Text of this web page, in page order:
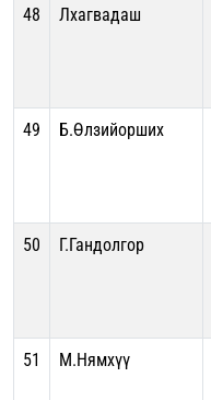
48 Лхагвадаш
49 Б.Өлзийорших
50 Г.Гандолгор
51 М.Нямхүү